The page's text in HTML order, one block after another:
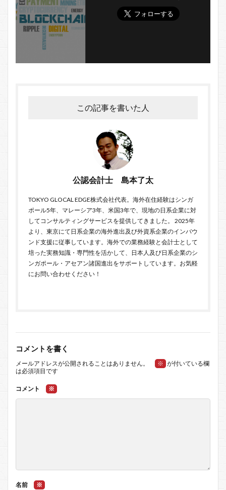
この記事を書いた人
公認会計士 島本了太
TOKYO GLOCAL EDGE株式会社代表。海外在住経験はシンガ
ポール5年、マレーシア3年、米国3年で、現地の日系企業に対
してコンサルティングサービスを提供してきました。 2025年
より、東京にて日系企業の海外進出及び外資系企業のインバウ
ンド支援に従事しています。海外での業務経験と会計士として
培った実務知識・専門性を活かして、日本人及び日系企業のシ
ンガポール・アセアン諸国進出をサポートしています。お気軽
にお問い合わせ ください！
コメントを書く
メールアドレスが公開されることはありません。 ※ が付いている欄
は必須項目です
コメント ※
名前 ※